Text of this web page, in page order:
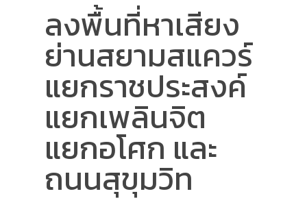
ลงพื้นที่หาเสียง
ย่านสยามสแควร์
แยกราชประสงค์
แยกเพลินจิต
แยกอโศก และ
ถนนสุขุมวิท